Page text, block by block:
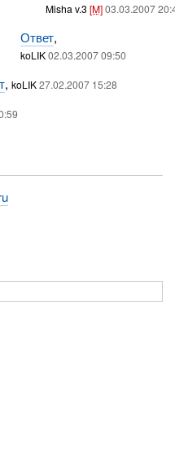
Misha v.3 [M]03.03.2007
Ответ,
koLIK02.03.2007 09:50
, koLIK27.02.2007 15:28